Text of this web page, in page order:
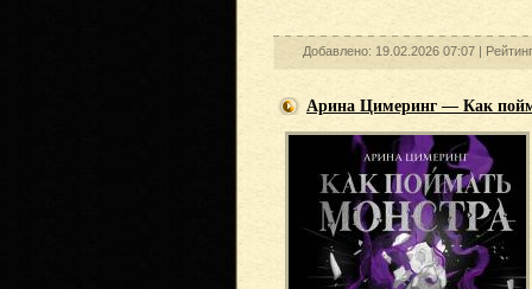
Добавлено: 19.02.2026 07:07 |
Арина Цимеринг — Как